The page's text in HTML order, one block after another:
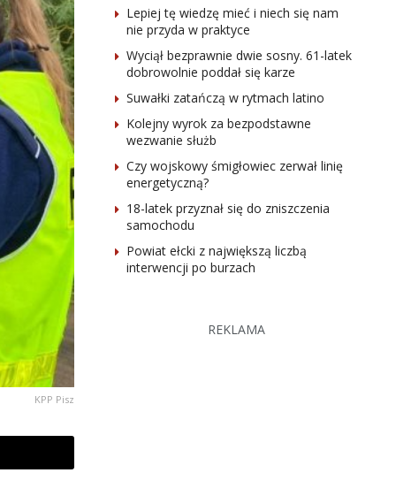
KPP Pisz
Lepiej tę wiedzę mieć i niech się nam
nie przyda w praktyce
Wyciął bezprawnie dwie sosny. 61-latek
dobrowolnie poddał się karze
Suwałki zatańczą w rytmach latino
Kolejny wyrok za bezpodstawne
wezwanie służb
Czy wojskowy śmigłowiec zerwał linię
energetyczną?
18-latek przyznał się do zniszczenia
samochodu
Powiat ełcki z największą liczbą
interwencji po burzach
REKLAMA